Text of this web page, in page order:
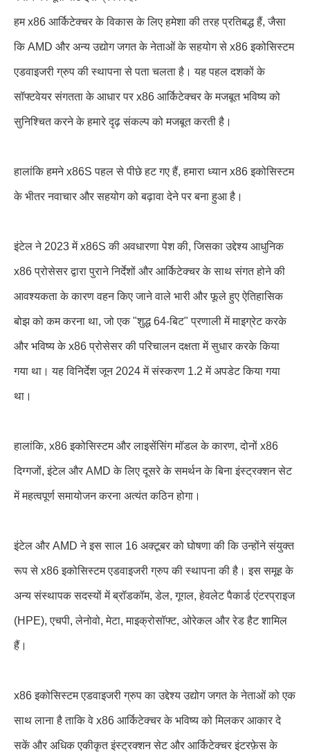
हम x86 आर्किटेक्चर के विकास के लिए हमेशा की तरह प्रतिबद्ध हैं, जैसा
कि AMD और अन्य उद्योग जगत के नेताओं के सहयोग से x86 इकोसिस्टम
एडवाइजरी ग्रुप की स्थापना से पता चलता है। यह पहल दशकों के
सॉफ्टवेयर संगतता के आधार पर x86 आर्किटेक्चर के मजबूत भविष्य को
सुनिश्चित करने के हमारे दृढ़ संकल्प को मजबूत करती है।
हालांकि हमने x86S पहल से पीछे हट गए हैं, हमारा ध्यान x86 इकोसिस्टम
के भीतर नवाचार और सहयोग को बढ़ावा देने पर बना हुआ है।
इंटेल ने 2023 में x86S की अवधारणा पेश की, जिसका उद्देश्य आधुनिक
x86 प्रोसेसर द्वारा पुराने निर्देशों और आर्किटेक्चर के साथ संगत होने की
आवश्यकता के कारण वहन किए जाने वाले भारी और फूले हुए ऐतिहासिक
बोझ को कम करना था, जो एक "शुद्ध 64-बिट" प्रणाली में माइग्रेट करके
और भविष्य के x86 प्रोसेसर की परिचालन दक्षता में सुधार करके किया
गया था। यह विनिर्देश जून 2024 में संस्करण 1.2 में अपडेट किया गया
था।
हालांकि, x86 इकोसिस्टम और लाइसेंसिंग मॉडल के कारण, दोनों x86
दिग्गजों, इंटेल और AMD के लिए दूसरे के समर्थन के बिना इंस्ट्रक्शन सेट
में महत्वपूर्ण समायोजन करना अत्यंत कठिन होगा।
इंटेल और AMD ने इस साल 16 अक्टूबर को घोषणा की कि उन्होंने संयुक्त
रूप से x86 इकोसिस्टम एडवाइजरी ग्रुप की स्थापना की है। इस समूह के
अन्य संस्थापक सदस्यों में ब्रॉडकॉम, डेल, गूगल, हेवलेट पैकार्ड एंटरप्राइज
(HPE), एचपी, लेनोवो, मेटा, माइक्रोसॉफ्ट, ओरेकल और रेड हैट शामिल
हैं।
x86 इकोसिस्टम एडवाइजरी ग्रुप का उद्देश्य उद्योग जगत के नेताओं को एक
साथ लाना है ताकि वे x86 आर्किटेक्चर के भविष्य को मिलकर आकार दे
सकें और अधिक एकीकृत इंस्ट्रक्शन सेट और आर्किटेक्चर इंटरफ़ेस के